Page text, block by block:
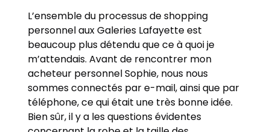
L’ensemble du processus de shopping
personnel aux Galeries Lafayette est
beaucoup plus détendu que ce à quoi je
m’attendais. Avant de rencontrer mon
acheteur personnel Sophie, nous nous
sommes connectés par e-mail, ainsi que par
téléphone, ce qui était une très bonne idée.
Bien sûr, il y a les questions évidentes